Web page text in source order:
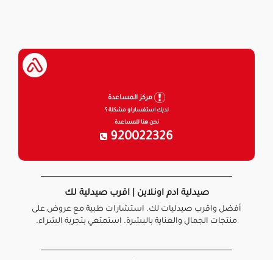
مركز المساعدة
لديك استفسار او مشكلة ؟
نحن هنا للمساعدة
920022326
صيدلية ادم اونلاين | اقرب صيدلية لك
أفضل واقرب صيدليات لك. استشارات طبية مع عروض على
منتجات الجمال والعناية بالبشرة. استمتعي بتجربة الشراء.